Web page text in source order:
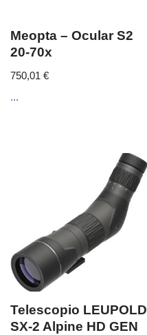
Meopta – Ocular S2
20-70x
750,01 €
...
Telescopio LEUPOLD
SX-2 Alpine HD GEN